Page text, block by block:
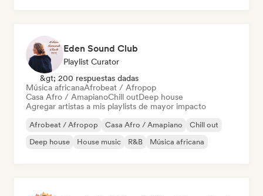
Eden Sound Club
Playlist Curator
&gt; 200 respuestas dadas
Música africanaAfrobeat / Afropop
Casa Afro / AmapianoChill outDeep house
Agregar artistas a mis playlists de mayor impacto
Afrobeat / Afropop Casa Afro / Amapiano
Chill out
Deep house
House music R&B Música africana